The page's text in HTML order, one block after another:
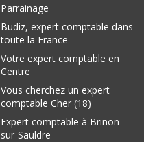
Parrainage
Budiz, expert comptable dans
toute la France
Votre expert comptable en
Centre
Vous cherchez un expert
comptable Cher (18)
Expert comptable à Brinon-
sur-Sauldre